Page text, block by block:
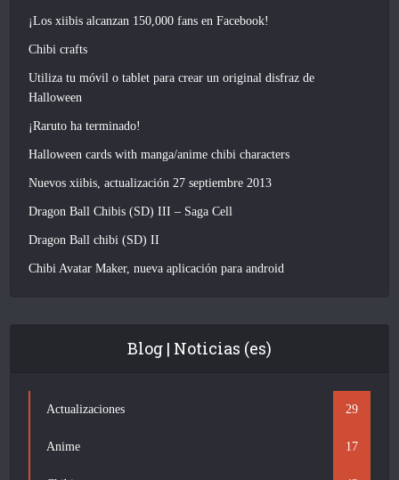
¡Los xiibis alcanzan 150,000 fans en Facebook!
Chibi crafts
Utiliza tu móvil o tablet para crear un original disfraz de
Halloween
¡Raruto ha terminado!
Halloween cards with manga/anime chibi characters
Nuevos xiibis, actualización 27 septiembre 2013
Dragon Ball Chibis (SD) III – Saga Cell
Dragon Ball chibi (SD) II
Chibi Avatar Maker, nueva aplicación para android
Blog | Noticias (es)
Actualizaciones 29
Anime 17